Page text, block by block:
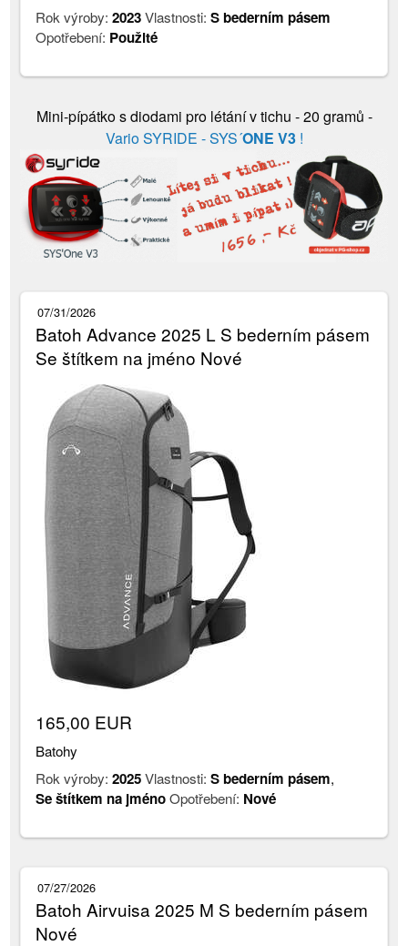
Rok výroby:2023Vlastnosti:S bederním pásem
Opotřebení: Použité
Mini-pípátko s diodami pro létání v tichu - 20 gramů -
Vario SYRIDE - SYS´ONE V3 !
07/31/2026
Batoh Advance 2025 L S bederním pásem
Se štítkem na jméno Nové
165,00 EUR
Batohy
Rok výroby:2025Vlastnosti:S bederním pásem,
Se štítkem na jménoOpotřebení: Nové
07/27/2026
Batoh Airvuisa 2025 M S bederním pásem
Nové